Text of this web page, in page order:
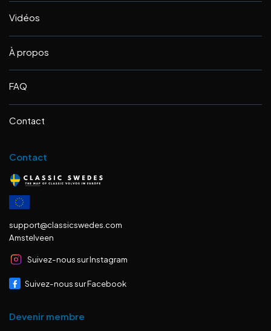
Vidéos
À propos
FAQ
Contact
Contact
support@classicswedes.com
Amstelveen
Suivez-nous sur Instagram
Suivez-nous sur Facebook
Devenir membre